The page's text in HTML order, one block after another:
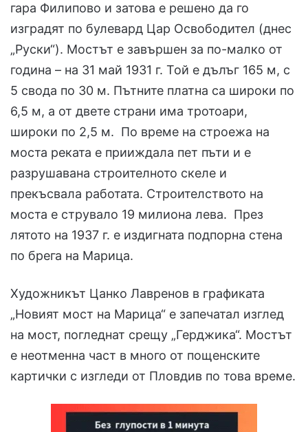
гара Филипово и затова е решено да го
изградят по булевард Цар Освободител (днес
„Руски“). Мостът е завършен за по-малко от
година – на 31 май 1931 г. Той е дълъг 165 м, с
5 свода по 30 м. Пътните платна са широки по
6,5 м, а от двете страни има тротоари,
широки по 2,5 м. По време на строежа на
моста реката е прииждала пет пъти и е
разрушавана строителното скеле и
прекъсвала работата. Строителството на
моста е струвало 19 милиона лева. През
лятото на 1937 г. е издигната подпорна стена
по брега на Марица.
Художникът Цанко Лавренов в графиката
„Новият мост на Марица“ е запечатал изглед
на мост, погледнат срещу „Герджика“. Мостът
е неотменна част в много от пощенските
картички с изгледи от Пловдив по това време.